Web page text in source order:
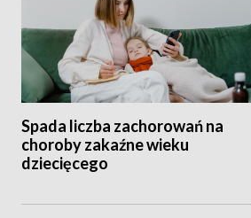
Spada liczba zachorowań na
choroby zakaźne wieku
dziecięcego